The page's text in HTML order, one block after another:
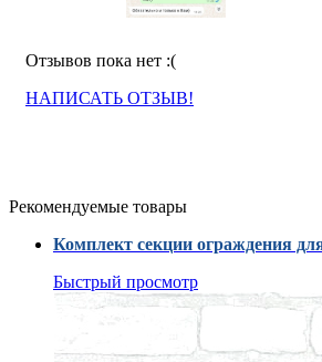
Отзывов пока нет :(
НАПИСАТЬ ОТЗЫВ!
Рекомендуемые товары
Комплект секции ограждения
Быстрый просмотр